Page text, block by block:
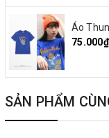
75.000₫
SẢN PHẨM